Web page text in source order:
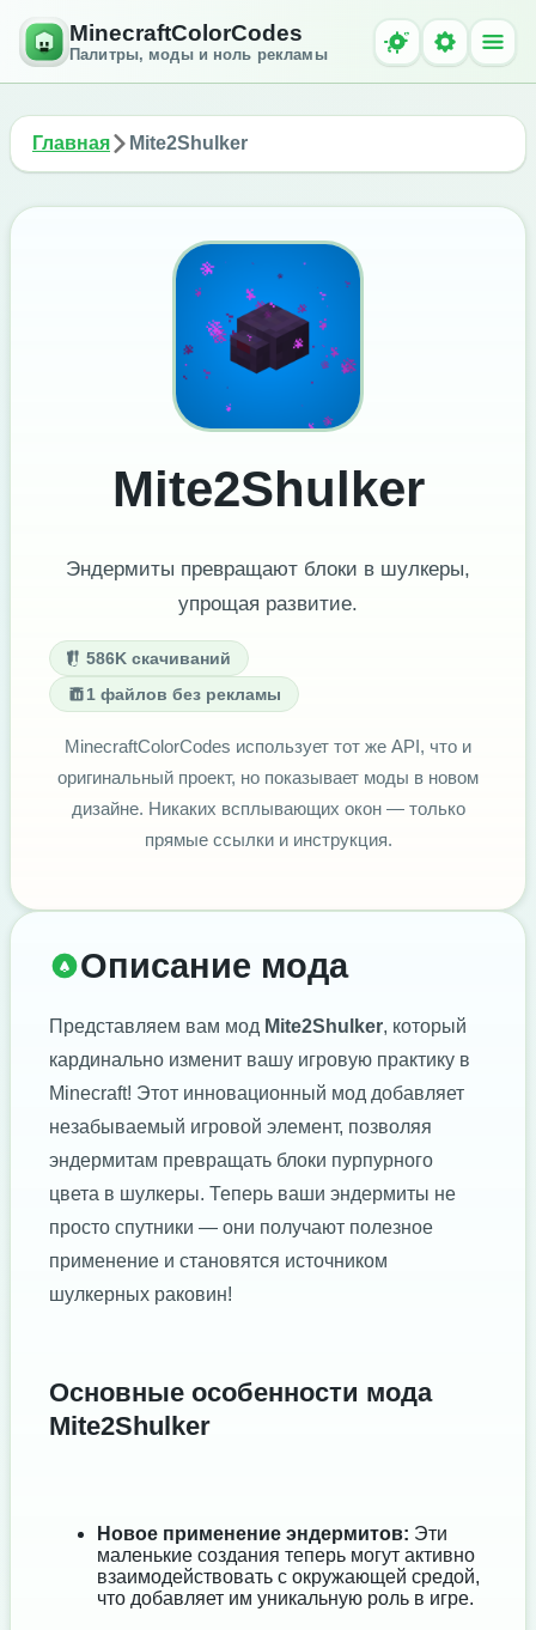
MinecraftColorCodes
Палитры, моды и ноль рекламы
Главная Mite2Shulker
Mite2Shulker
Эндермиты превращают блоки в шулкеры,
упрощая развитие.
586K скачиваний
1 файлов без рекламы
MinecraftColorCodes использует тот же API, что и
оригинальный проект, но показывает моды в новом
дизайне. Никаких всплывающих окон — только
прямые ссылки и инструкция.
Описание мода
Представляем вам мод Mite2Shulker, который
кардинально изменит вашу игровую практику в
Minecraft! Этот инновационный мод добавляет
незабываемый игровой элемент, позволяя
эндермитам превращать блоки пурпурного
цвета в шулкеры. Теперь ваши эндермиты не
просто спутники — они получают полезное
применение и становятся источником
шулкерных раковин!
Основные особенности мода
Mite2Shulker
Новое применение эндермитов: Эти
маленькие создания теперь могут активно
взаимодействовать с окружающей средой,
что добавляет им уникальную роль в игре.